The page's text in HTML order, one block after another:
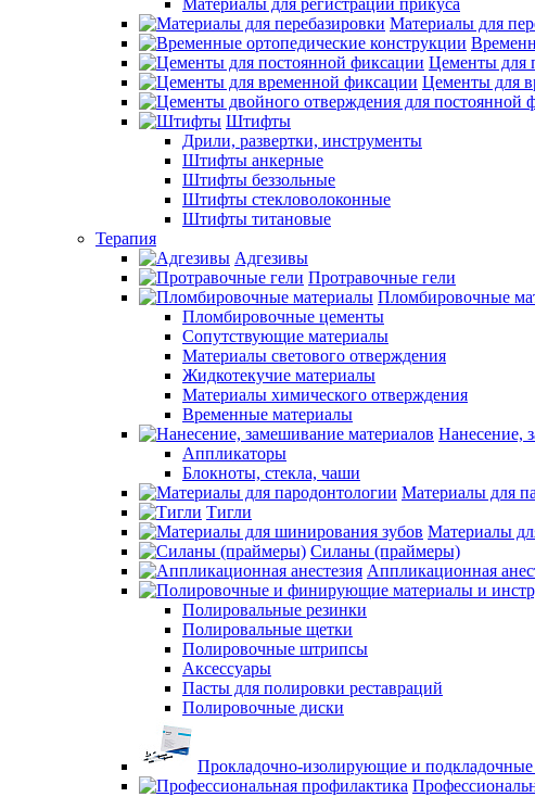
Материалы для регистрации прикуса
Материалы для
Цементы для
Цементы для
Штифты
Дрили, развертки, инструменты
Штифты анкерные
Штифты беззольные
Штифты стекловолоконные
Штифты титановые
Терапия
Адгезивы
Протравочные гели
Пломбировочные
Пломбировочные цементы
Сопутствующие материалы
Материалы светового отверждения
Жидкотекучие материалы
Материалы химического отверждения
Временные материалы
Нанесение,
Аппликаторы
Блокноты, стекла, чаши
Материалы для
Тигли
Материалы
Силаны (праймеры)
Аппликационная
Полировальные резинки
Полировальные щетки
Полировочные штрипсы
Аксессуары
Пасты для полировки реставраций
Полировочные диски
Прокладочно-изолирующие и